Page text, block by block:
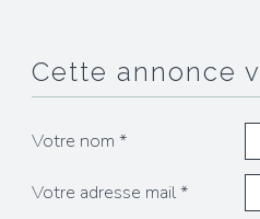
cette annonce
Votre nom *
Votre adresse mail *